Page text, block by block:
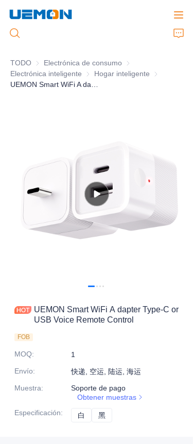
TODO Electrónica de consumo Electrónica de
Electrónica inteligente Electrónica inteligente
Hogar inteligente Hogar
UEMON Smart WiFi A dapter Type-C or
USB Voice Remote Control
FOB
MOQ:
1
Envío:
快递, 空运, 陆运, 海运
Muestra:
Soporte de pago
Obtener muestras
Especificación: 白 黑
Inicio
Soporte